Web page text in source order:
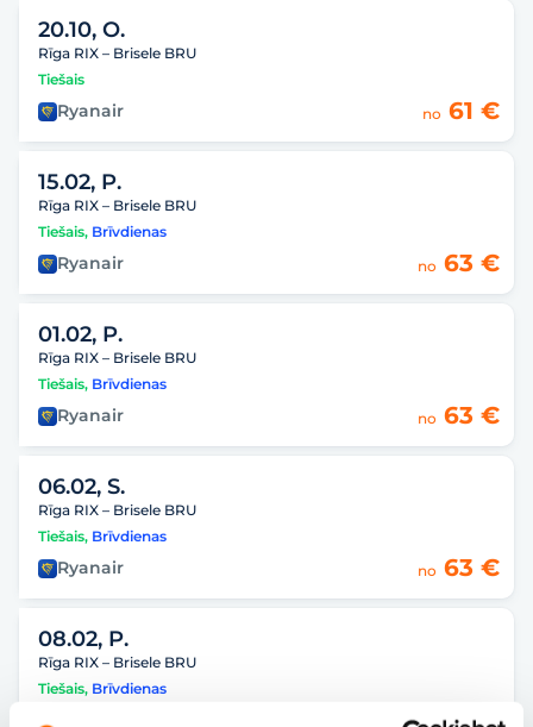
20.10, O.
Rīga RIX – Brisele BRU
Tiešais
Ryanair no 61 €
15.02, P.
Rīga RIX – Brisele BRU
Tiešais, Brīvdienas
Ryanair no 63 €
01.02, P.
Rīga RIX – Brisele BRU
Tiešais, Brīvdienas
Ryanair no 63 €
06.02, S.
Rīga RIX – Brisele BRU
Tiešais, Brīvdienas
Ryanair no 63 €
08.02, P.
Rīga RIX – Brisele BRU
Tiešais, Brīvdienas
no63 €